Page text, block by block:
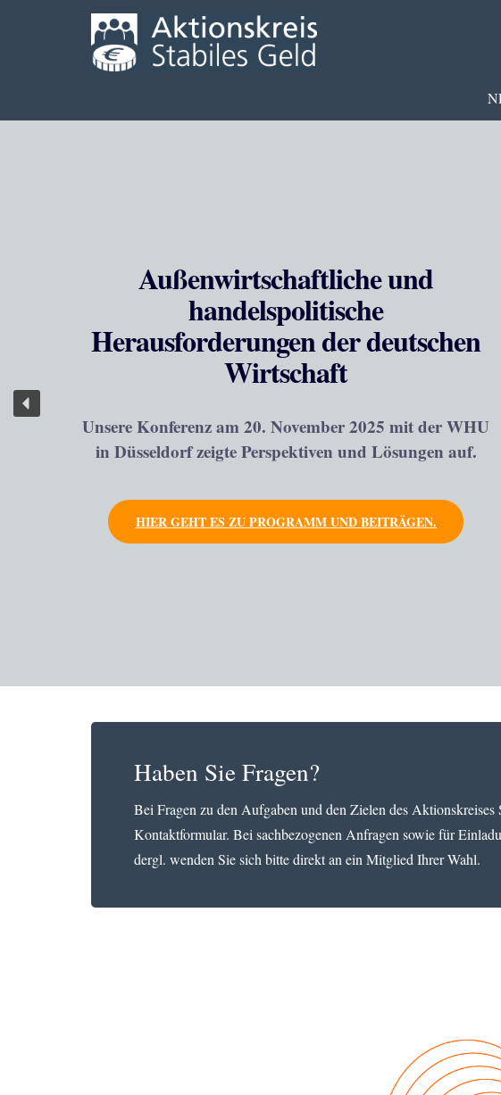
Außenwirtschaftliche und
handelspolitische
Herausforderungen der deutschen
Wirtschaft
Unsere Konferenz am 20. November 2025 mit der WHU
in Düsseldorf zeigte Perspektiven und Lösungen auf.
HIER GEHT ES ZU PROGRAMM UND BEITRÄGEN.
Haben Sie Fragen?
Bei Fragen zu den Aufgaben und den Zielen des Aktionskreises
Kontaktformular. Bei sachbezogenen Anfragen sowie für
dergl. wenden Sie sich bitte direkt an ein Mitglied Ihrer Wahl.